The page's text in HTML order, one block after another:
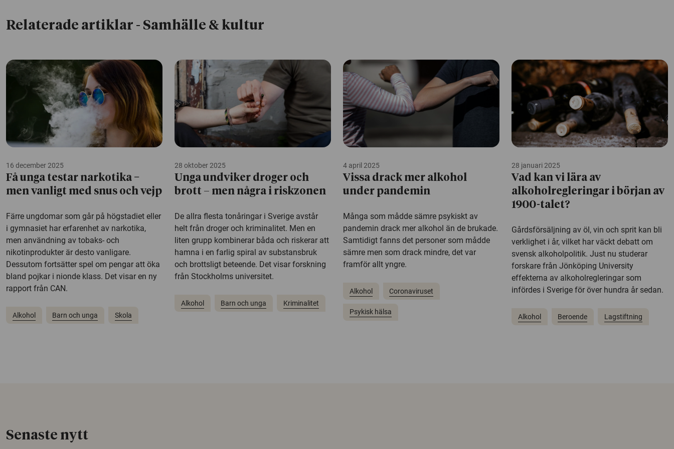
Relaterade artiklar - Samhälle & kultur
16 december 2025
Få unga testar narkotika −
men vanligt med snus och vejp
Färre ungdomar som går på högstadiet eller
i gymnasiet har erfarenhet av narkotika,
men användning av tobaks- och
nikotinprodukter är desto vanligare.
Dessutom fortsätter spel om pengar att öka
bland pojkar i nionde klass. Det visar en ny
rapport från CAN.
Alkohol Barn och unga Skola
28 oktober 2025
Unga undviker droger och
brott – men några i riskzonen
De allra flesta tonåringar i Sverige avstår
helt från droger och kriminalitet. Men en
liten grupp kombinerar båda och riskerar att
hamna i en farlig spiral av substansbruk
och brottsligt beteende. Det visar forskning
från Stockholms universitet.
Alkohol Barn och unga Kriminalitet
4 april 2025
Vissa drack mer alkohol
under pandemin
Många som mådde sämre psykiskt av
pandemin drack mer alkohol än de brukade.
Samtidigt fanns det personer som mådde
sämre men som drack mindre, det var
framför allt yngre.
Alkohol Coronaviruset
Psykisk hälsa
28 januari 2025
Vad kan vi lära av
alkoholregleringar i början av
1900-talet?
Gårdsförsäljning av öl, vin och sprit kan bli
verklighet i år, vilket har väckt debatt om
svensk alkoholpolitik. Just nu studerar
forskare från Jönköping University
effekterna av alkoholregleringar som
infördes i Sverige för över hundra år sedan.
Alkohol Beroende Lagstiftning
Senaste nytt